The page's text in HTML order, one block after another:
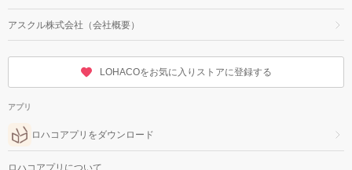
アスクル株式会社（会社概要）
LOHACOをお気に入りストアに登録する
アプリ
ロハコアプリをダウンロード